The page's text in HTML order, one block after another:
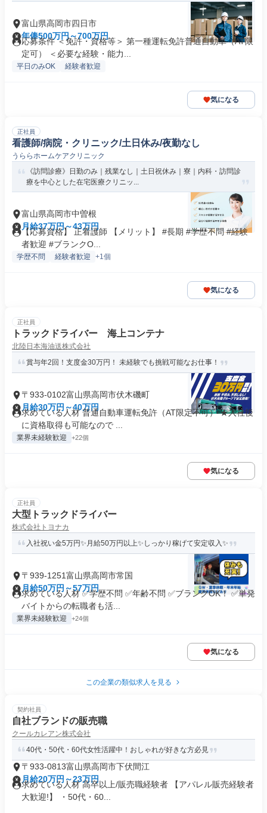
富山県高岡市四日市
年俸500万円～700万円
応募条件 ＜免許・資格等＞ 第一種運転免許普通自動車（AT限
定可） ＜必要な経験・能力...
平日のみOK 経験者歓迎
気になる
正社員
看護師/病院・クリニック/土日休み/夜勤なし
うららホームケアクリニック
《訪問診療》日勤のみ｜残業なし｜土日祝休み｜寮｜内科・訪問診
療を中心とした在宅医療クリニッ...
富山県高岡市中曽根
月給37万円～43万円
【応募資格】 正看護師 【メリット】 #長期 #学歴不問 #経験
者歓迎 #ブランクO...
学歴不問 経験者歓迎 +1個
気になる
正社員
トラックドライバー 海上コンテナ
北陸日本海油送株式会社
賞与年2回！支度金30万円！ 未経験でも挑戦可能なお仕事！
〒933-0102富山県高岡市伏木磯町
月給30万円～40万円
求めている人材 普通自動車運転免許（AT限定不可） ★入社後
に資格取得も可能なので ...
業界未経験歓迎 +22個
気になる
正社員
大型トラックドライバー
株式会社トヨナカ
入社祝い金5万円✨月給50万円以上✨しっかり稼げて安定収入✨
〒939-1251富山県高岡市常国
月給50万円～57万円
求めている人材 ✅学歴不問 ✅年齢不問 ✅ブランクOK！ ✅単発
バイトからの転職者も活...
業界未経験歓迎 +24個
気になる
この企業の類似求人を見る
契約社員
自社ブランドの販売職
クールカレアン株式会社
40代・50代・60代女性活躍中！おしゃれが好きな方必見
〒933-0813富山県高岡市下伏間江
月給20万円～23万円
求めている人材 高卒以上/販売職経験者 【アパレル販売経験者
大歓迎!】 ・50代・60...